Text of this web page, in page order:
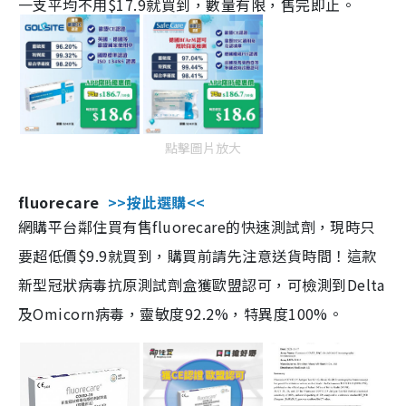
一支平均不用$17.9就買到，數量有限，售完即止。
點擊圖片放大
fluorecare >>按此選購<<
網購平台鄰住買有售fluorecare的快速測試劑，現時只
要超低價$9.9就買到，購買前請先注意送貨時間！這款
新型冠狀病毒抗原測試劑盒獲歐盟認可，可檢測到Delta
及Omicorn病毒，靈敏度92.2%，特異度100%。